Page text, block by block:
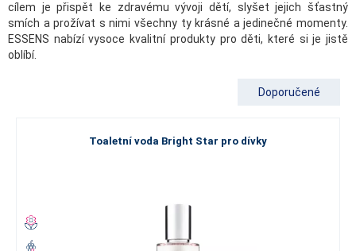
cílem je přispět ke zdravému vývoji dětí, slyšet jejich šťastný
smích a prožívat s nimi všechny ty krásné a jedinečné momenty.
ESSENS nabízí vysoce kvalitní produkty pro děti, které si je jistě
oblíbí.
Doporučené
Toaletní voda Bright Star pro dívky